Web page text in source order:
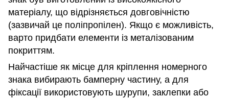
матеріалу, що відрізняється довговічністю
(зазвичай це поліпропілен). Якщо є можливість,
варто придбати елементи із металізованим
покриттям.
Найчастіше як місце для кріплення номерного
знака вибирають бамперну частину, а для
фіксації використовують шурупи, заклепки або